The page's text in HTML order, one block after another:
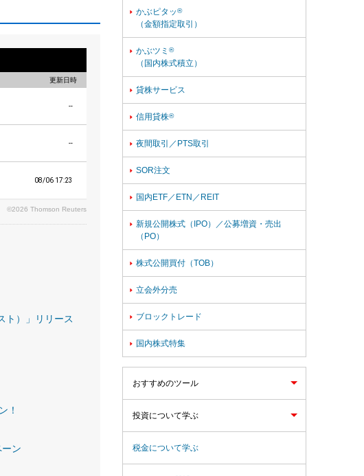
更新日時
--
--
08/06 17:23
©2026 Thomson Reuters
ト）」リリース
！
ン
 かぶピタッ®
（金額指定取引）
 かぶツミ®
（国内株式積立）
 貸株サービス
 信用貸株®
 夜間取引／PTS取引
 SOR注文
 国内ETF／ETN／REIT
 新規公開株式（IPO）／公募増資・売出
（PO）
 株式公開買付（TOB）
 立会外分売
 ブロックトレード
 国内株式特集
おすすめのツール
投資について学ぶ
税金について学ぶ